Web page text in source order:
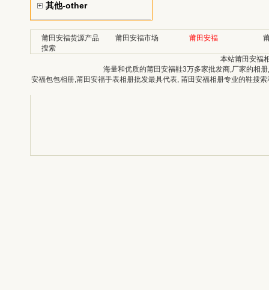
其他-other
莆田安福货源产品
搜索
莆田安福市场 莆田安福
本站莆田安福
海量和优质的莆田安福鞋3万多家批发商,厂家的相
安福包包相册,莆田安福手表相册批发最具代表, 莆田安福相册专业的鞋搜